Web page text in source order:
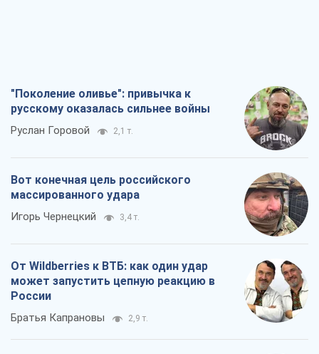
"Поколение оливье": привычка к
русскому оказалась сильнее войны
Руслан Горовой 2,1 т.
Вот конечная цель российского
массированного удара
Игорь Чернецкий 3,4 т.
От Wildberries к ВТБ: как один удар
может запустить цепную реакцию в
России
Братья Капрановы 2,9 т.